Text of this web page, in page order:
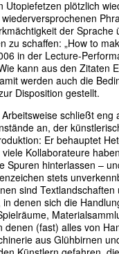
Utopiefetzen plötzlich
der Sprache
zu schaffen: „How to
in der Lecture-
kann aus den Zitaten
werden auch die
Disposition gestellt.
schließt eng
an, der
Er behauptet
Kollaborateure
Spuren hinterlassen –
stets
sind Textlandschaften
denen sich die
denen (fast) alles von
aus Glühbirnen